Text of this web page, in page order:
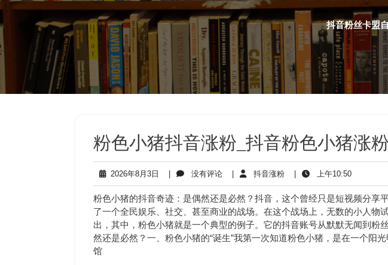
抖音粉丝卡盟
粉色小猪抖音涨粉_抖音粉色小猪涨
2026年8月3日
2026
年
8
月
3
日
没有评论没
有
评
论
抖音涨粉抖
音
涨
粉
上午10:50上
午
10:50
粉色小猪的抖音奇迹：是偶然还是必然？抖音，这个曾经只是短视频分享
了一个全民娱乐、社交、甚至商业的战场。在这个战场上，无数的小人物
出，其中，粉色小猪就是一个典型的例子。它的抖音账号从默默无闻到粉
然还是必然？一、粉色小猪的“诞生”我第一次知道粉色小猪，是在一个阳
馆